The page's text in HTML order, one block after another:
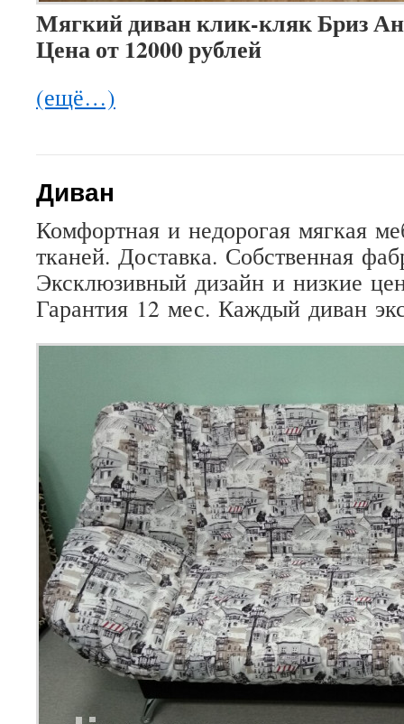
Мягкий диван клик-кляк Бриз
Цена от 12000 рублей
(ещё…)
Диван
Комфортная и недорогая мягкая
тканей. Доставка. Собственная
Эксклюзивный дизайн и низкие
Гарантия 12 мес. Каждый диван